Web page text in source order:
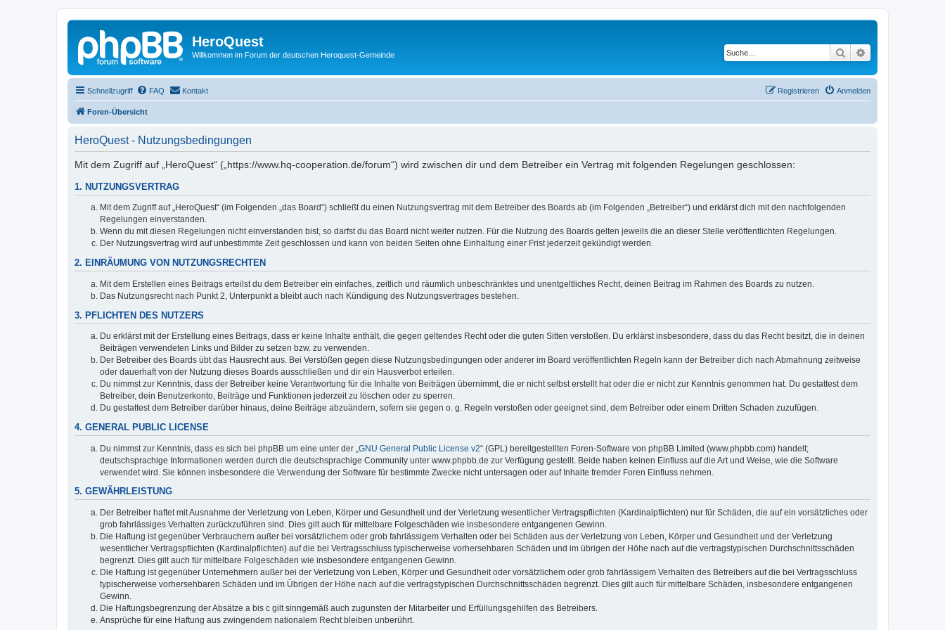
HeroQuest
Willkommen im Forum der deutschen Heroquest-Gemeinde Suche
Schnellzugriff FAQ Kontakt Anmelden
Registrieren
Foren-Übersicht
HeroQuest - Nutzungsbedingungen
Mit dem Zugriff auf „HeroQuest“ („https://www.hq-cooperation.de/forum“) wird zwischen dir und dem Betreiber ein Vertrag mit folgenden Regelungen geschlossen:
1. NUTZUNGSVERTRAG
Mit dem Zugriff auf „HeroQuest“ (im Folgenden „das Board“) schließt du einen Nutzungsvertrag mit dem Betreiber des Boards ab (im Folgenden „Betreiber“) und erklärst dich mit den nachfolgenden
Regelungen einverstanden.
Wenn du mit diesen Regelungen nicht einverstanden bist, so darfst du das Board nicht weiter nutzen. Für die Nutzung des Boards gelten jeweils die an dieser Stelle veröffentlichten Regelungen.
Der Nutzungsvertrag wird auf unbestimmte Zeit geschlossen und kann von beiden Seiten ohne Einhaltung einer Frist jederzeit gekündigt werden.
2. EINRÄUMUNG VON NUTZUNGSRECHTEN
Mit dem Erstellen eines Beitrags erteilst du dem Betreiber ein einfaches, zeitlich und räumlich unbeschränktes und unentgeltliches Recht, deinen Beitrag im Rahmen des Boards zu nutzen.
Das Nutzungsrecht nach Punkt 2, Unterpunkt a bleibt auch nach Kündigung des Nutzungsvertrages bestehen.
3. PFLICHTEN DES NUTZERS
Du erklärst mit der Erstellung eines Beitrags, dass er keine Inhalte enthält, die gegen geltendes Recht oder die guten Sitten verstoßen. Du erklärst insbesondere, dass du das Recht besitzt, die in deinen
Beiträgen verwendeten Links und Bilder zu setzen bzw. zu verwenden.
Der Betreiber des Boards übt das Hausrecht aus. Bei Verstößen gegen diese Nutzungsbedingungen oder anderer im Board veröffentlichten Regeln kann der Betreiber dich nach Abmahnung zeitweise
oder dauerhaft von der Nutzung dieses Boards ausschließen und dir ein Hausverbot erteilen.
Du nimmst zur Kenntnis, dass der Betreiber keine Verantwortung für die Inhalte von Beiträgen übernimmt, die er nicht selbst erstellt hat oder die er nicht zur Kenntnis genommen hat. Du gestattest dem
Betreiber, dein Benutzerkonto, Beiträge und Funktionen jederzeit zu löschen oder zu sperren.
Du gestattest dem Betreiber darüber hinaus, deine Beiträge abzuändern, sofern sie gegen o. g. Regeln verstoßen oder geeignet sind, dem Betreiber oder einem Dritten Schaden zuzufügen.
4. GENERAL PUBLIC LICENSE
Du nimmst zur Kenntnis, dass es sich bei phpBB um eine unter der „ GNU General Public License v2“ (GPL) bereitgestellten Foren-Software von phpBB Limited (www.phpbb.com) handelt;
deutschsprachige Informationen werden durch die deutschsprachige Community unter www.phpbb.de zur Verfügung gestellt. Beide haben keinen Einfluss auf die Art und Weise, wie die Software
verwendet wird. Sie können insbesondere die Verwendung der Software für bestimmte Zwecke nicht untersagen oder auf Inhalte fremder Foren Einfluss nehmen.
5. GEWÄHRLEISTUNG
Der Betreiber haftet mit Ausnahme der Verletzung von Leben, Körper und Gesundheit und der Verletzung wesentlicher Vertragspflichten (Kardinalpflichten) nur für Schäden, die auf ein vorsätzliches oder
grob fahrlässiges Verhalten zurückzuführen sind. Dies gilt auch für mittelbare Folgeschäden wie insbesondere entgangenen Gewinn.
Die Haftung ist gegenüber Verbrauchern außer bei vorsätzlichem oder grob fahrlässigem Verhalten oder bei Schäden aus der Verletzung von Leben, Körper und Gesundheit und der Verletzung
wesentlicher Vertragspflichten (Kardinalpflichten) auf die bei Vertragsschluss typischerweise vorhersehbaren Schäden und im übrigen der Höhe nach auf die vertragstypischen Durchschnittsschäden
begrenzt. Dies gilt auch für mittelbare Folgeschäden wie insbesondere entgangenen Gewinn.
Die Haftung ist gegenüber Unternehmern außer bei der Verletzung von Leben, Körper und Gesundheit oder vorsätzlichem oder grob fahrlässigem Verhalten des Betreibers auf die bei Vertragsschluss
typischerweise vorhersehbaren Schäden und im Übrigen der Höhe nach auf die vertragstypischen Durchschnittsschäden begrenzt. Dies gilt auch für mittelbare Schäden, insbesondere entgangenen
Gewinn.
Die Haftungsbegrenzung der Absätze a bis c gilt sinngemäß auch zugunsten der Mitarbeiter und Erfüllungsgehilfen des Betreibers.
Ansprüche für eine Haftung aus zwingendem nationalem Recht bleiben unberührt.